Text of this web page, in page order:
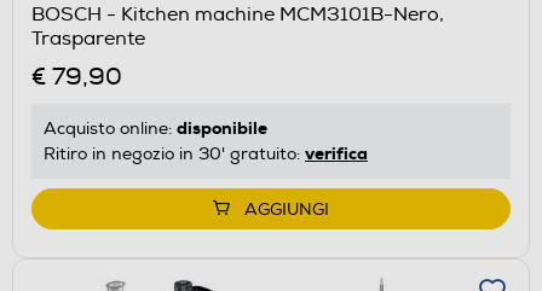
BOSCH - Kitchen machine MCM3101B-Nero,
Trasparente
€ 79,90
Acquisto online: disponibile
Ritiro in negozio in 30' gratuito: verifica
AGGIUNGI